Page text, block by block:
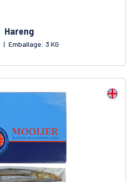
Hareng
| Emballage: 3 KG